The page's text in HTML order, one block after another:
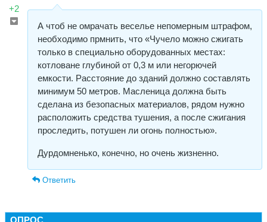
+2
А чтоб не омрачать веселье непомерным штрафом,
необходимо прмнить, что «Чучело можно сжигать
только в специально оборудованных местах:
котловане глубиной от 0,3 м или негорючей
емкости. Расстояние до зданий должно составлять
минимум 50 метров. Масленица должна быть
сделана из безопасных материалов, рядом нужно
расположить средства тушения, а после сжигания
проследить, потушен ли огонь полностью».
Дурдомненько, конечно, но очень жизненно.
Ответить
ОПРОС